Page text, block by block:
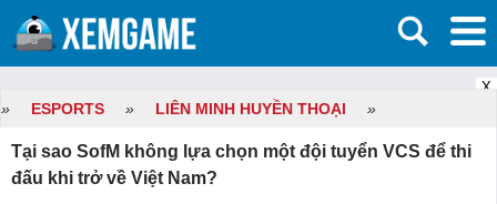
X
» ESPORTS » LIÊN MINH HUYỀN THOẠI »
Tại sao SofM không lựa chọn một đội tuyển VCS để thi
đấu khi trở về Việt Nam?